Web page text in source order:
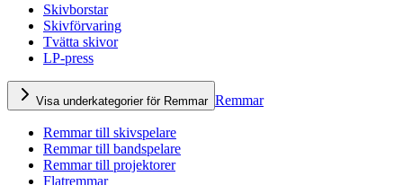
Skivborstar
Skivförvaring
Tvätta skivor
LP-press
Visa underkategorier för Remmar Remmar
Remmar till skivspelare
Remmar till bandspelare
Remmar till projektorer
Flatremmar